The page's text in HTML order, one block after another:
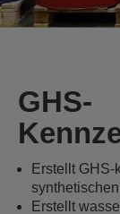
GHS-
Erstellt
Erstellt